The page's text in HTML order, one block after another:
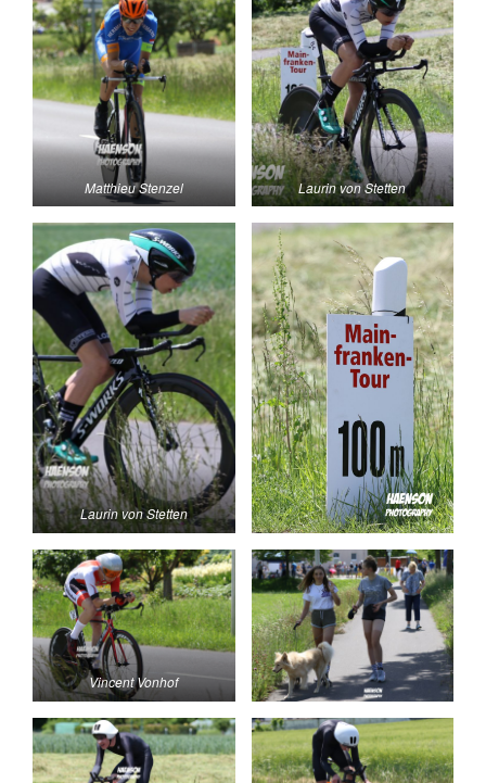
Matthieu Stenzel Laurin von Stetten
Laurin von Stetten
Vincent Vonhof